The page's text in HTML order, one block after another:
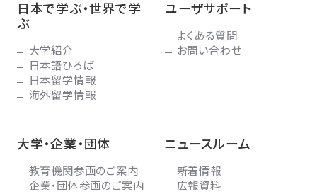
日本で学ぶ・世界で学
ぶ
大学紹介
日本語ひろば
日本留学情報
海外留学情報
ユーザサポート
よくある質問
お問い合わせ
大学・企業・団体
教育機関参画のご案内
企業・団体参画のご案内
ニュースルーム
新着情報
広報資料